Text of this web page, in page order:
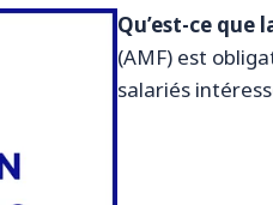
Qu’est-ce que
(AMF) est
salariés